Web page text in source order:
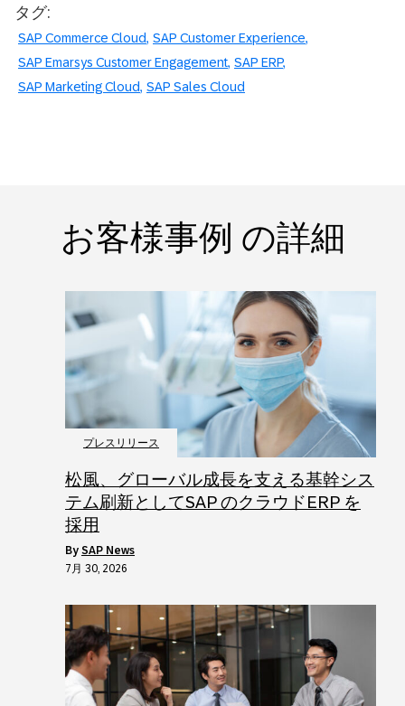
タグ:
SAP Commerce Cloud SAP Customer Experience
SAP Emarsys Customer Engagement SAP ERP
SAP Marketing Cloud SAP Sales Cloud
お客様事例 の詳細
プレスリリース
松風、グローバル成長を支える基幹シス
テム刷新としてSAP のクラウドERP を
採用
by SAP News
7月 30, 2026